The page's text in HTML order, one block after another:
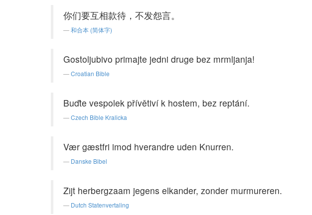
你们要互相款待，不发怨言。
和合本 (简体字)
Gostoljubivo primajte jedni druge bez mrmljanja!
Croatian Bible
Buďte vespolek přívětiví k hostem, bez reptání.
Czech Bible Kralicka
Vær gæstfri imod hverandre uden Knurren.
Danske Bibel
Zijt herbergzaam jegens elkander, zonder murmureren.
Dutch Statenvertaling